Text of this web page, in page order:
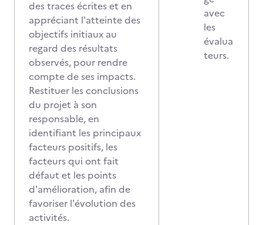
des traces écrites et en
appréciant l'atteinte des
objectifs initiaux au
regard des résultats
observés, pour rendre
compte de ses impacts.
Restituer les conclusions
du projet à son
responsable, en
identifiant les principaux
facteurs positifs, les
facteurs qui ont fait
défaut et les points
d'amélioration, afin de
favoriser l'évolution des
activités.
avec
les
évalua
teurs.